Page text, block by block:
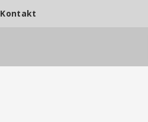
Kontakt